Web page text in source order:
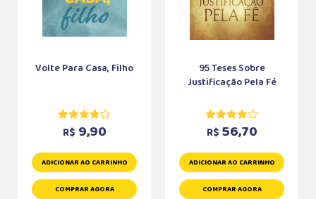
Volte Para Casa, Filho
R$ 9,90
ADICIONAR AO CARRINHO
COMPRAR AGORA
95 Teses Sobre
Justificação Pela Fé
R$ 56,70
ADICIONAR AO CARRINHO
COMPRAR AGORA